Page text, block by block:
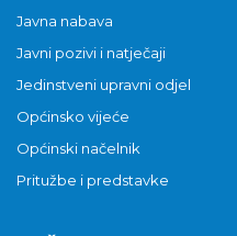
Javna nabava
Javni pozivi i natječaji
Jedinstveni upravni odjel
Općinsko vijeće
Općinski načelnik
Pritužbe i predstavke